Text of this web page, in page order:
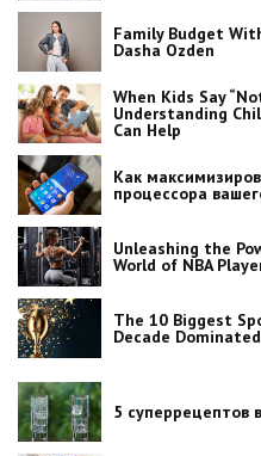
Family Budget
Dasha Ozden
When Kids Say
Understanding
Can Help
Как
процессора
Unleashing the
World of NBA
The 10 Biggest
Decade
5 суперрецептов